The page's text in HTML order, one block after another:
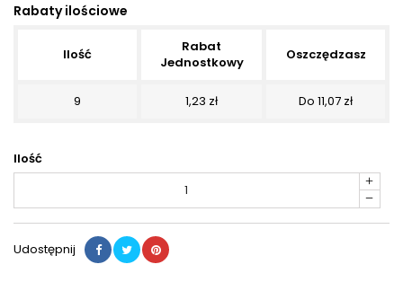
Rabaty ilościowe
Ilość
Rabat
Jednostkowy
Oszczędzasz
9 1,23 zł Do 11,07 zł
Ilość
Udostępnij